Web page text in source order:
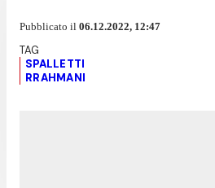
Pubblicato il 06.12.2022, 12:47
SPALLETTI
RRAHMANI